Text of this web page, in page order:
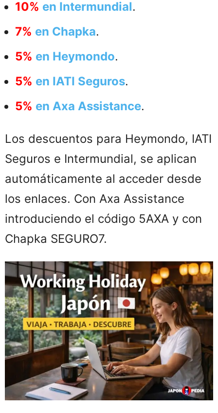
10% en Intermundial.
7% en Chapka.
5% en Heymondo.
5% en IATI Seguros.
5% en Axa Assistance.
Los descuentos para Heymondo, IATI
Seguros e Intermundial, se aplican
automáticamente al acceder desde
los enlaces. Con Axa Assistance
introduciendo el código 5AXA y con
Chapka SEGURO7.